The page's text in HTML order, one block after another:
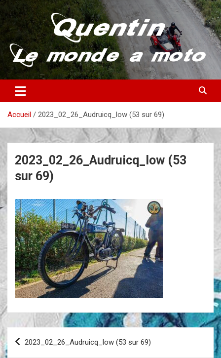
Aller
au
contenu
Quentin – Le monde à moto
Partez à la découverte du monde en vieille bécane
Accueil 2023_02_26_Audruicq_low (53 sur 69)
2023_02_26_Audruicq_low (53
sur 69)
Navigation
de
2023_02_26_Audruicq_low (53 sur 69)